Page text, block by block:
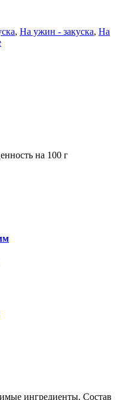
, На ужин - закуска, На
на 100 г
ингредиенты. Состав